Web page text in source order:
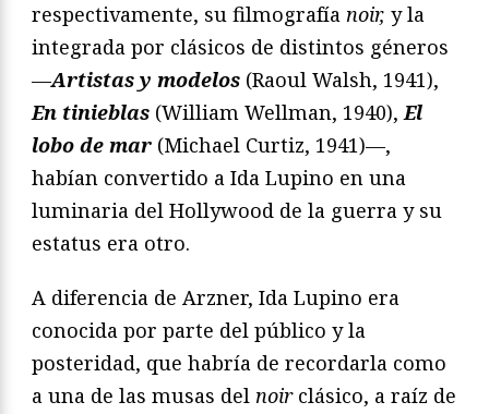
respectivamente, su filmografía noir, y la
integrada por clásicos de distintos géneros
—Artistas y modelos (Raoul Walsh, 1941),
En tinieblas (William Wellman, 1940),El
lobo de mar (Michael Curtiz, 1941)—,
habían convertido a Ida Lupino en una
luminaria del Hollywood de la guerra y su
estatus era otro.
A diferencia de Arzner, Ida Lupino era
conocida por parte del público y la
posteridad, que habría de recordarla como
a una de las musas del noir clásico, a raíz de